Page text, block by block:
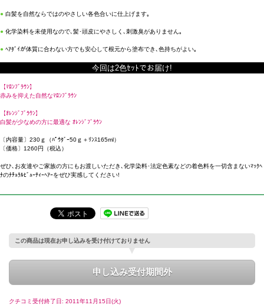
● 白髪を自然ならではのやさしい各色合いに仕上げます｡
● 化学染料を未使用なので､髪･頭皮にやさしく､刺激臭がありません｡
● ﾍｱﾀﾞｲが体質に合わない方でも安心して根元から塗布でき､色持ちがよい｡
今回は2色ｾｯﾄでお届け!
【ﾏﾛﾝﾌﾞﾗｳﾝ】
赤みを抑えた自然なﾏﾛﾝﾌﾞﾗｳﾝ
【ｵﾚﾝｼﾞﾌﾞﾗｳﾝ】
白髪が少なめの方に最適な ｵﾚﾝｼﾞﾌﾞﾗｳﾝ
〔内容量〕230ｇ（ﾊﾟｳﾀﾞｰ50ｇ＋ﾘﾝｽ165ml）
〔価格〕1260円（税込）
ぜひ､お友達やご家族の方にもお渡しいただき､化学染料･法定色素などの着色料を一切含まないﾏｯｸﾍ
ﾅのﾅﾁｭﾗﾙﾋﾞｭｰﾃｨｰﾍｱｰをぜひ実感してください!
この商品は現在お申し込みを受け付けておりません
申し込み受付期間外
クチコミ受付終了日: 2011年11月15日(火)